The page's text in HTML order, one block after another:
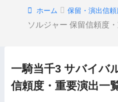
ホーム 保留・演出信頼
ソルジャー 保留信頼度
一騎当千3 サバイバ
信頼度・重要演出一